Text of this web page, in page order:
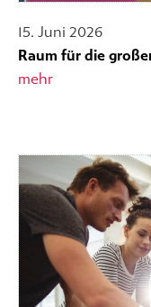
15. Juni 2026
Raum für die
mehr